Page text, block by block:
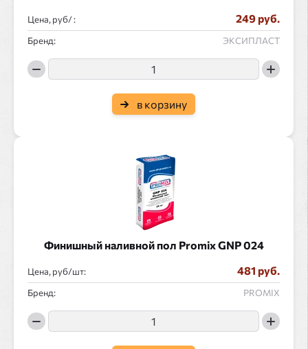
Цена, руб/ : 249 руб.
Бренд: ЭКСИПЛАСТ
в корзину
Финишный наливной пол Promix GNP 024
Цена, руб/ : 481 руб.
Бренд: PROMIX